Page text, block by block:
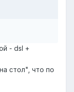
- dsl +
стол", что по